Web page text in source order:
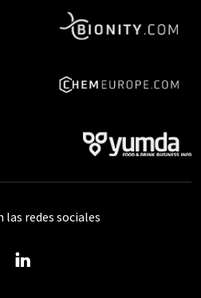
las redes sociales